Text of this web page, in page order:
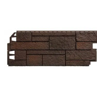
избранное сравнить